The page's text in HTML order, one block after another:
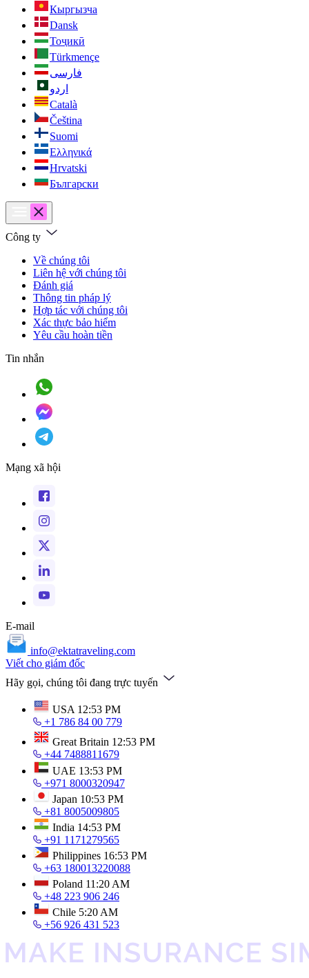
Кыргызча
Dansk
Тоҷикӣ
Türkmençe
فارسی
اردو
Català
Čeština
Suomi
Ελληνικά
Hrvatski
Български
Công ty
Về chúng tôi
Liên hệ với chúng tôi
Đánh giá
Thông tin pháp lý
Hợp tác với chúng tôi
Xác thực bảo hiểm
Yêu cầu hoàn tiền
Tin nhắn
Mạng xã hội
E-mail
info@ektatraveling.com
Viết cho giám đốc
Hãy gọi, chúng tôi đang trực tuyến
USA 12:53 PM
+1 786 84 00 779
Great Britain 12:53 PM
+44 7488811679
UAE 13:53 PM
+971 8000320947
Japan 10:53 PM
+81 8005009805
India 14:53 PM
+91 1171279565
Philippines 16:53 PM
+63 180013220088
Poland 11:20 AM
+48 223 906 246
Chile 5:20 AM
+56 926 431 523